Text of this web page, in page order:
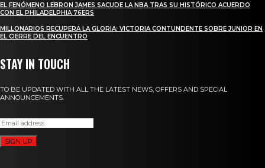
EL FENÓMENO LEBRON JAMES SACUDE LA NBA TRAS SU HISTÓRICO ACUERDO
CON EL PHILADELPHIA 76ERS
MILLONARIOS RECUPERA LA GLORIA: VICTORIA CONTUNDENTE SOBRE JUNIOR EN
EL CIERRE DEL ENCUENTRO
STAY IN TOUCH
TO BE UPDATED WITH ALL THE LATEST NEWS, OFFERS AND SPECIAL
ANNOUNCEMENTS.
SIGN UP